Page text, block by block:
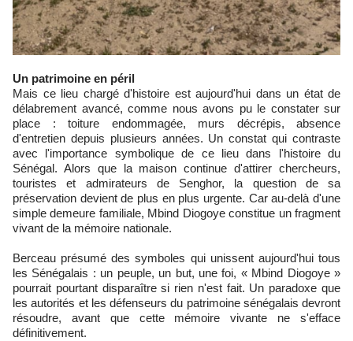
Un patrimoine en péril
Mais ce lieu chargé d'histoire est aujourd'hui dans un état de
délabrement avancé, comme nous avons pu le constater sur
place : toiture endommagée, murs décrépis, absence
d'entretien depuis plusieurs années. Un constat qui contraste
avec l'importance symbolique de ce lieu dans l'histoire du
Sénégal. Alors que la maison continue d'attirer chercheurs,
touristes et admirateurs de Senghor, la question de sa
préservation devient de plus en plus urgente. Car au-delà d'une
simple demeure familiale, Mbind Diogoye constitue un fragment
vivant de la mémoire nationale.
Berceau présumé des symboles qui unissent aujourd'hui tous
les Sénégalais : un peuple, un but, une foi, « Mbind Diogoye »
pourrait pourtant disparaître si rien n'est fait. Un paradoxe que
les autorités et les défenseurs du patrimoine sénégalais devront
résoudre, avant que cette mémoire vivante ne s'efface
définitivement.